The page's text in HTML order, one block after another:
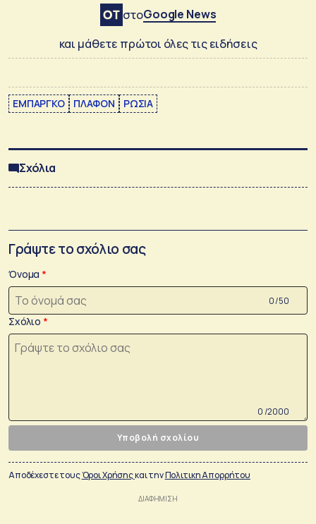
στοGoogle News
και μάθετε πρώτοι όλες τις ειδήσεις
ΕΜΠΑΡΓΚΟ ΠΛΑΦΟΝ ΡΩΣΙΑ
Σχόλια
Γράψτε το σχόλιο σας
Όνομα
0 /50
Σχόλιο
0 /2000
Υποβολή σχολίου
Αποδέχεστε τουςΌροι Χρήσηςκαι τηνΠολιτικη Απορρήτου